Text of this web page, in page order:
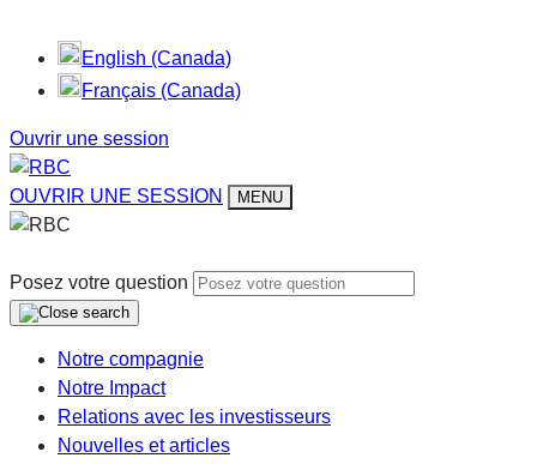
English (Canada)
Français (Canada)
Ouvrir une session
OUVRIR UNE SESSION MENU
Posez votre question
Notre compagnie
Notre Impact
Relations avec les investisseurs
Nouvelles et articles